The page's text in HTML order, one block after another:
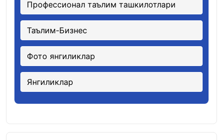
Профессионал таълим ташкилотлари
Таълим-Бизнес
Фото янгиликлар
Янгиликлар